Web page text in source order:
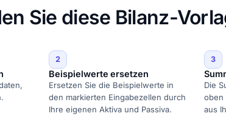
Sie diese Bilanz-
2
Beispielwerte ersetzen
Ersetzen Sie die Beispielwerte in
den markierten Eingabezellen durch
Ihre eigenen Aktiva und Passiva.
3
Die
oben
aus